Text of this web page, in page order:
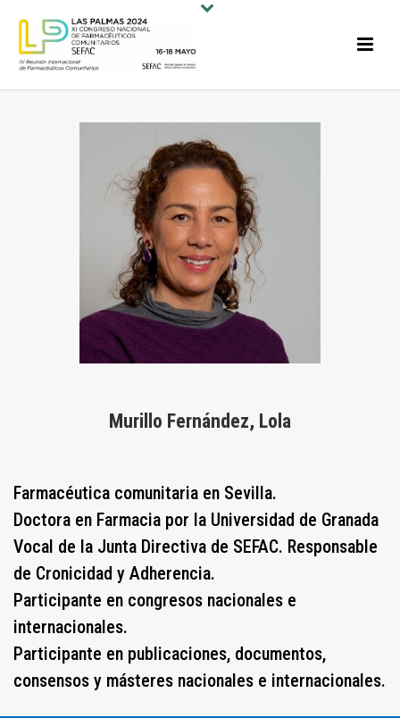
Murillo Fernández, Lola
Farmacéutica comunitaria en Sevilla.
Doctora en Farmacia por la Universidad de Granada
Vocal de la Junta Directiva de SEFAC. Responsable
de Cronicidad y Adherencia.
Participante en congresos nacionales e
internacionales.
Participante en publicaciones, documentos,
consensos y másteres nacionales e internacionales.